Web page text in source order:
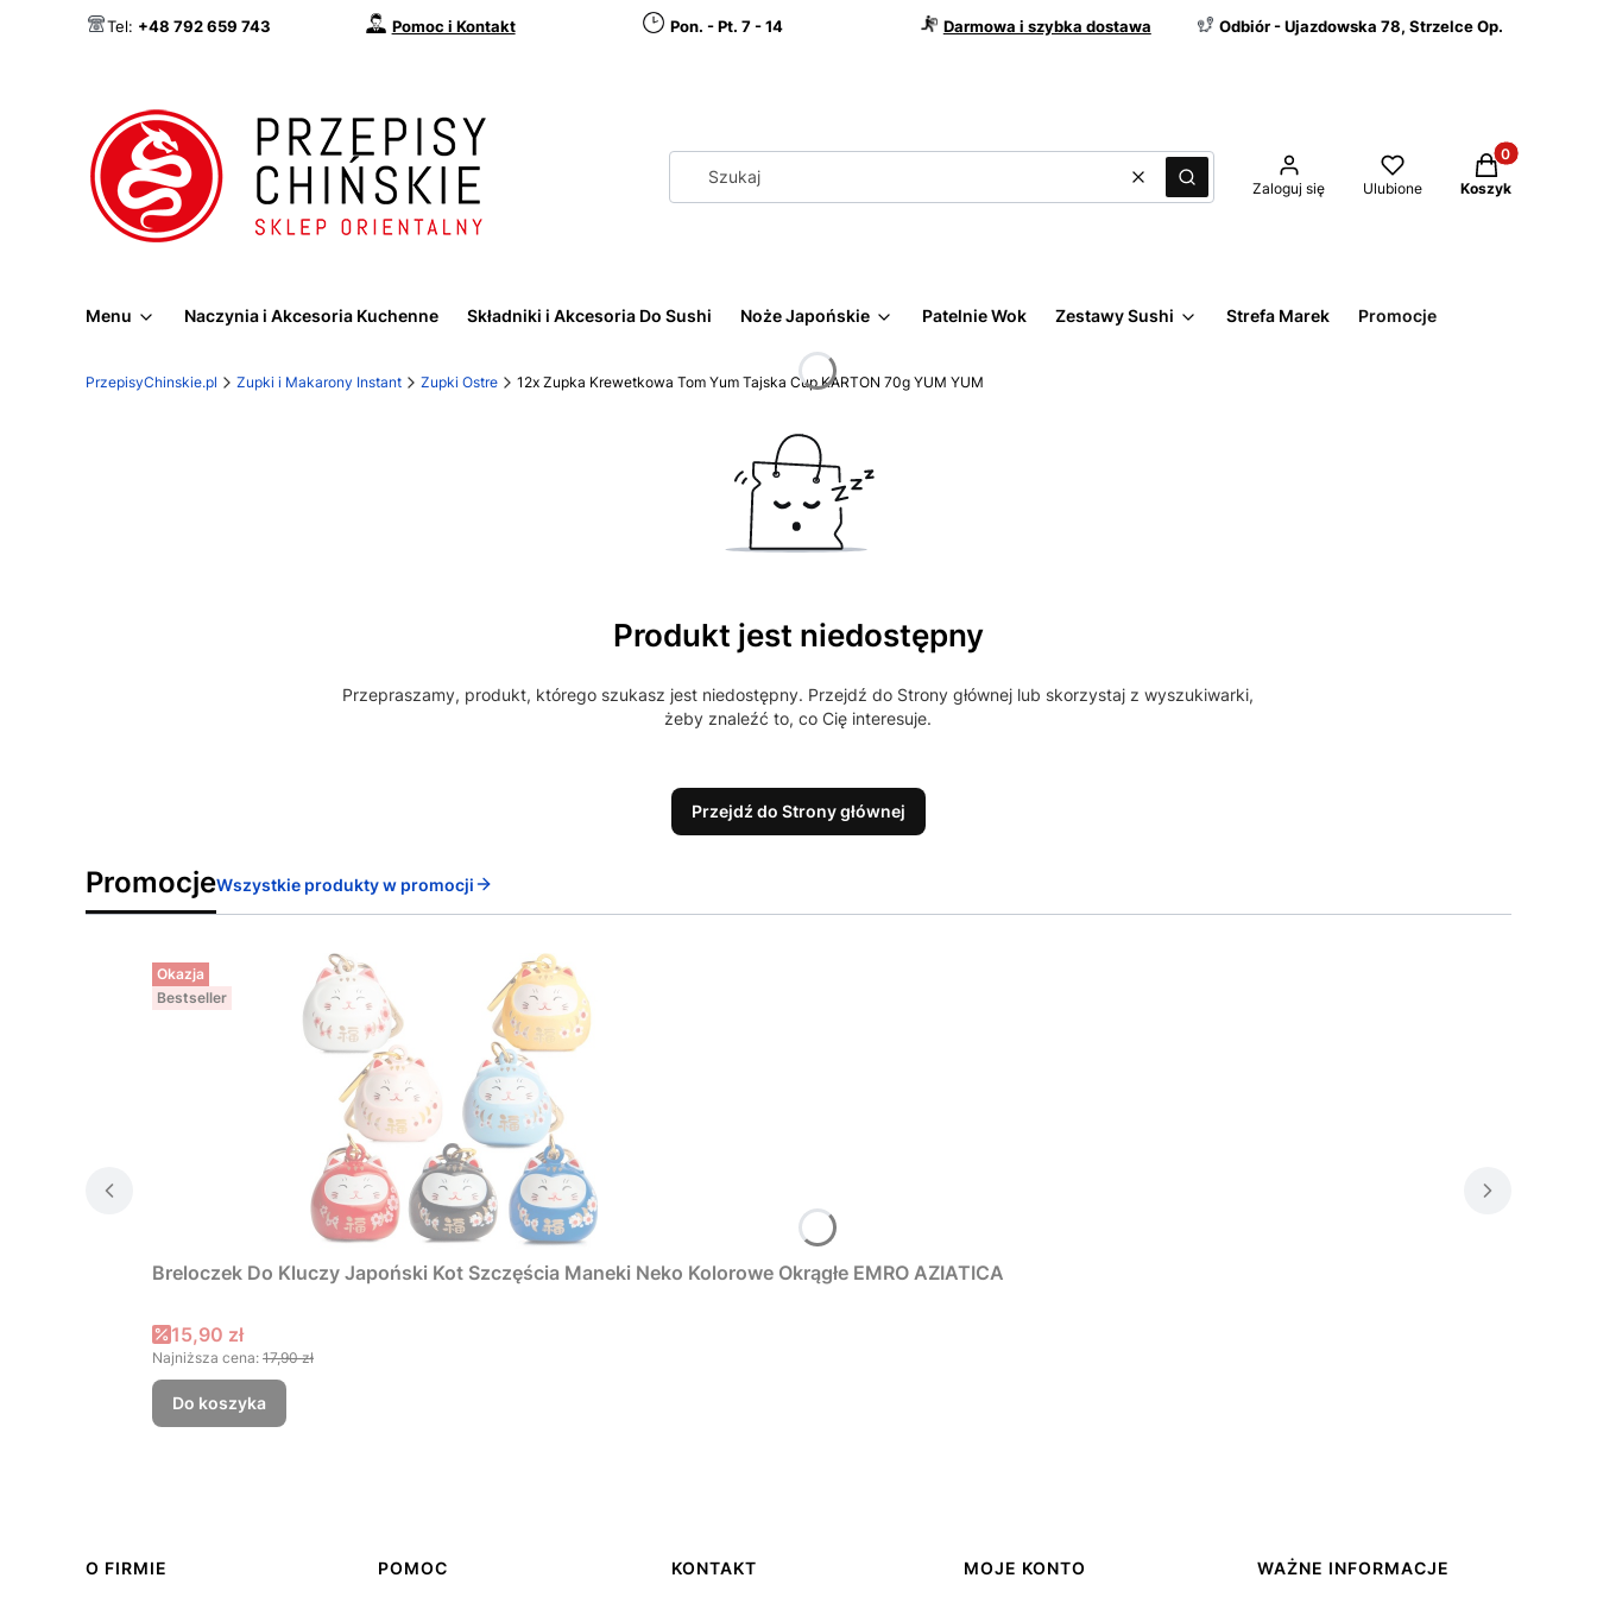
Tel: +48 792 659 743 Pomoc i Kontakt Pon. - Pt. 7 - 14 Darmowa i szybka dostawa Odbiór - Ujazdowska 78, Strzelce Op.
WyczyśćSzukaj Zaloguj się Ulubione
Produkty w
Koszyk
Menu Naczynia i Akcesoria Kuchenne Składniki i Akcesoria Do Sushi Noże Japońskie Patelnie Wok Zestawy Sushi Strefa Marek Promocje
PrzepisyChinskie.pl Zupki i Makarony Instant Zupki Ostre 12x Zupka Krewetkowa Tom Yum Tajska Cup KARTON 70g YUM YUM
Produkt jest niedostępny
Przepraszamy, produkt, którego szukasz jest niedostępny. Przejdź do Strony głównej lub skorzystaj z wyszukiwarki,
żeby znaleźć to, co Cię interesuje.
Przejdź do Strony głównej
PromocjeWszystkie produkty w promocji
Okazja
Bestseller
Breloczek Do Kluczy Japoński Kot Szczęścia Maneki Neko Kolorowe Okrągłe EMRO AZIATICA
Cena promocyjna
15,90 zł
Najniższa cena: 17,90 zł
Do koszyka
Linki w stopce
O FIRMIE POMOC KONTAKT MOJE KONTO WAŻNE INFORMACJE